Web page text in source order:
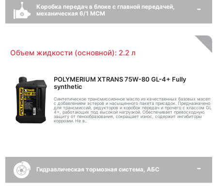
Коробка передач в блоке с главной передачей,
механическая 6/1 MCM
Объем жидкости (основной): 2.2 л
POLYMERIUM XTRANS 75W-80 GL-4+ Fully
synthetic
Синтетическое трансмиссионное масло из качественных базовых масел
с добавлением эстеров и насыщенного пакета присадок. Предназначено
для трансмиссий, редукторов и коробок передач и прочего с классом GL
4+, работающих под высокой нагрузкой. Обеспечивает превосходную
защиту от пенообразования, сокращает износ, содержит ингибиторы
коррозии. Не в..
Гидравлическая тормозная система, АБС